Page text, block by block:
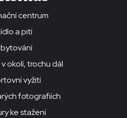
centrum
a pití
okolí, trochu dál
vyžití
fotografiích
ke stažení